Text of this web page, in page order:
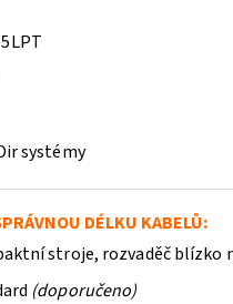
systémy
DÉLKU KABELŮ:
stroje, rozvaděč blízko
(doporučeno)